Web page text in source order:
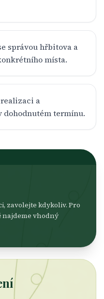
správou hřbitova a
místa.
a
dohodnutém termínu.
zavolejte kdykoliv. Pro
najdeme vhodný